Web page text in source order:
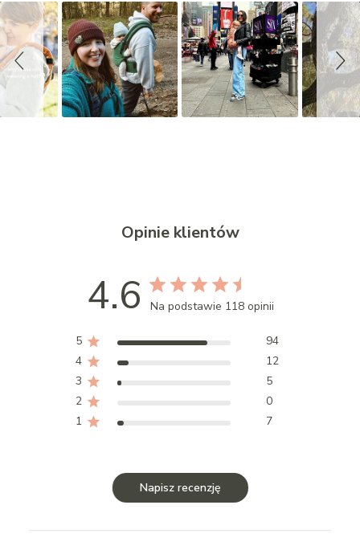
i
d
e
s
h
o
Opinie klientów
4.6 Na podstawie 118 opinii
5
94
4
12
3
5
2
0
1
7
Napisz recenzję